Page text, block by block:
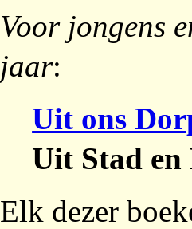
Voor jongens
jaar:
Uit ons
Uit Stad en
Elk dezer